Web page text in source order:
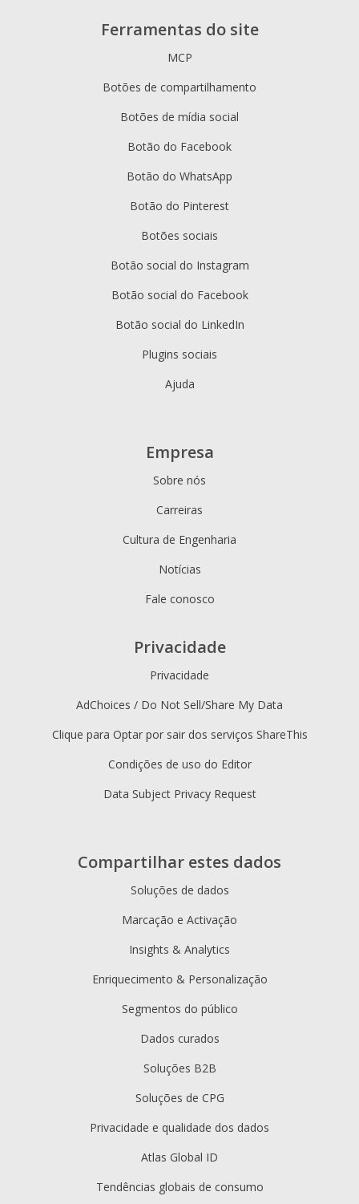
Ferramentas do site
MCP
Botões de compartilhamento
Botões de mídia social
Botão do Facebook
Botão do WhatsApp
Botão do Pinterest
Botões sociais
Botão social do Instagram
Botão social do Facebook
Botão social do LinkedIn
Plugins sociais
Ajuda
Compartilhar estes dados
Soluções de dados
Marcação e Activação
Insights & Analytics
Enriquecimento & Personalização
Segmentos do público
Dados curados
Soluções B2B
Soluções de CPG
Privacidade e qualidade dos dados
Atlas Global ID
Tendências globais de consumo
Empresa
Sobre nós
Carreiras
Cultura de Engenharia
Notícias
Fale conosco
Privacidade
Privacidade
AdChoices / Do Not Sell/Share My Data
Clique para Optar por sair dos serviços ShareThis
Condições de uso do Editor
Data Subject Privacy Request